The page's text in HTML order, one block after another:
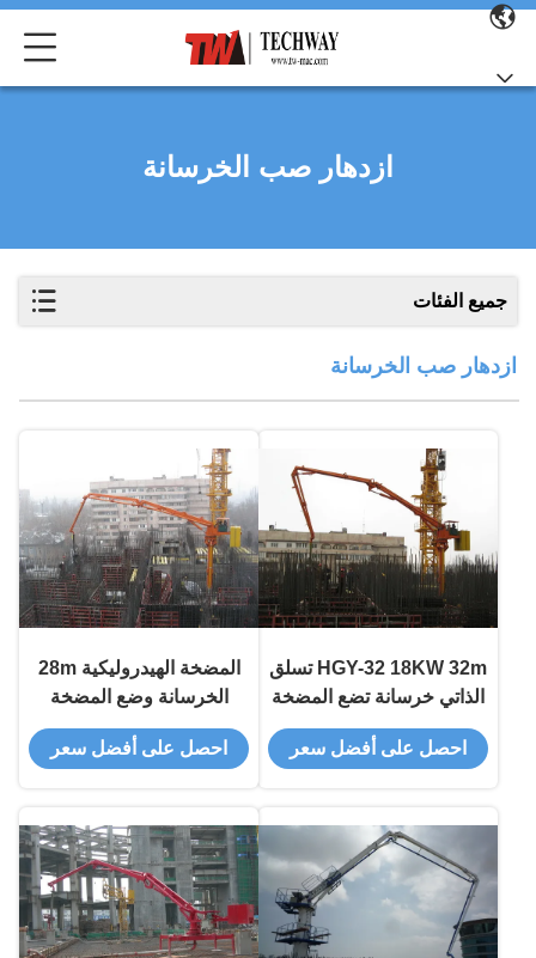
ازدهار صب الخرسانة
جميع الفئات
ازدهار صب الخرسانة
HGY-32 18KW 32m تسلق
الذاتي خرسانة تضع المضخة
مع التحكم عن بعد
احصل على أفضل سعر
المضخة الهيدروليكية 28m
الخرسانة وضع المضخة
تلقائيًا للبناء
احصل على أفضل سعر